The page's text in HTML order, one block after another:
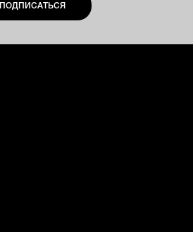
ПОДПИСАТЬСЯ